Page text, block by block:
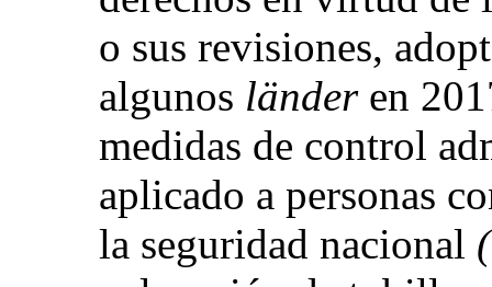
o sus revisiones,
algunos länderen
medidas de control
aplicado a personas
la seguridad nacional